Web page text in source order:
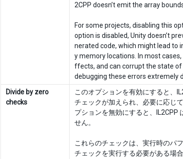
2CPP doesn’t emit the array
For some projects, disabling this
option is disabled, Unity doesn’t
nerated code, which might lead to
y memory locations. In most
ffects, and can corrupt the state
debugging these errors extremely
Divide by zero
checks
このオプションを有効にすると、
チェックが加えられ、必要に応じ
プションを無効にすると、IL2CPP
せん。
これらのチェックは、実行時のパ
チェックを実行する必要がある場